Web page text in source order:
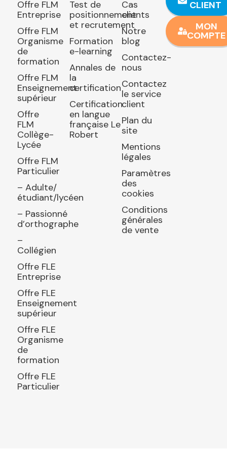
Offre FLM
Entreprise
Offre FLM
Organisme
de
formation
Offre FLM
Enseignement
supérieur
Offre
FLM
Collège-
Lycée
Offre FLM
Particulier
– Adulte/
étudiant/lycéen
– Passionné
d’orthographe
–
Collégien
Offre FLE
Entreprise
Offre FLE
Enseignement
supérieur
Offre FLE
Organisme
de
formation
Offre FLE
Particulier
Test de
positionnement
et recrutement
Formation
e-learning
Annales de
la
certification
Certification
en langue
française Le
Robert
Cas
clients
Notre
blog
Contactez-
nous
Contactez
le service
client
Plan du
site
Mentions
légales
Paramètres
des
cookies
Conditions
générales
de vente
CLIENT
MON
COMPTE